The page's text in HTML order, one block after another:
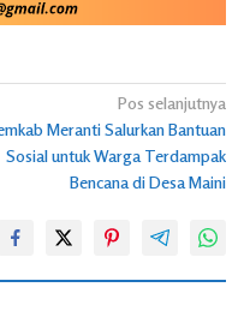
Pos selanjutnya
Meranti Salurkan Bantuan
Sosial untuk Warga Terdampak
Bencana di Desa Maini